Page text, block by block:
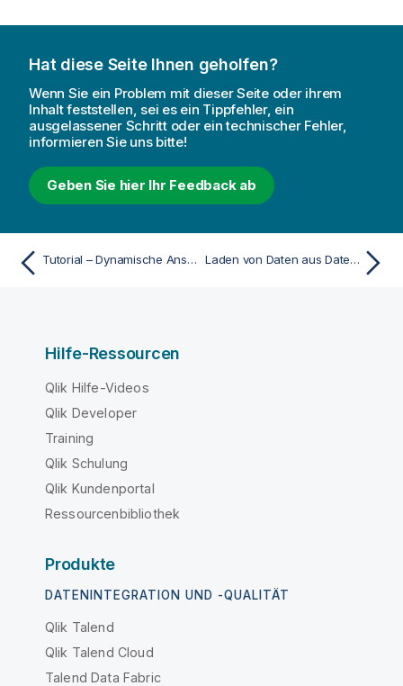
Hat diese Seite Ihnen geholfen?
Wenn Sie ein Problem mit dieser Seite oder ihrem
Inhalt feststellen, sei es ein Tippfehler, ein
ausgelassener Schritt oder ein technischer Fehler,
informieren Sie uns bitte!
Geben Sie hier Ihr Feedback ab
Tutorial – Dynamische Ansichten Laden von Daten aus Dateien
Hilfe-Ressourcen
Qlik Hilfe-Videos
Qlik Developer
Training
Qlik Schulung
Qlik Kundenportal
Ressourcenbibliothek
Produkte
DATENINTEGRATION UND -QUALITÄT
Qlik Talend
Qlik Talend Cloud
Talend Data Fabric